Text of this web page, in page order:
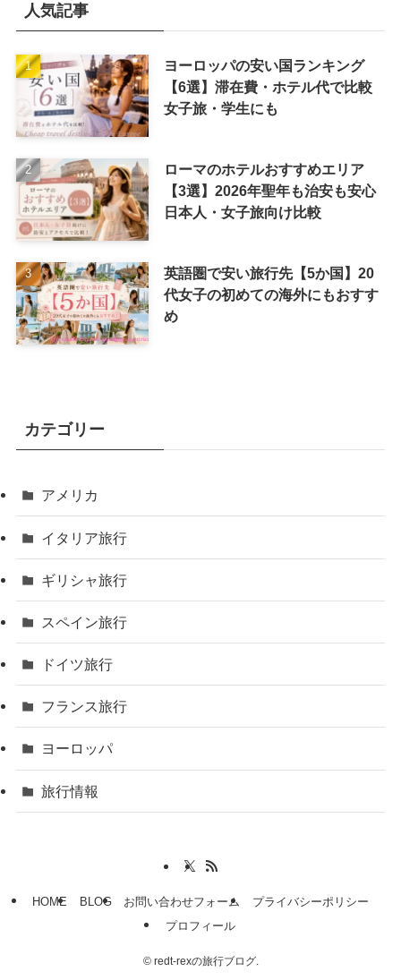
人気記事
ヨーロッパの安い国ランキング
【6選】滞在費・ホテル代で比較
女子旅・学生にも
ローマのホテルおすすめエリア
【3選】2026年聖年も治安も安心
日本人・女子旅向け比較
英語圏で安い旅行先【5か国】20
代女子の初めての海外にもおすす
め
カテゴリー
アメリカ
イタリア旅行
ギリシャ旅行
スペイン旅行
ドイツ旅行
フランス旅行
ヨーロッパ
旅行情報
HOME BLOG お問い合わせフォーム
プライバシーポリシー
プロフィール
©redt-rexの旅行ブログ.